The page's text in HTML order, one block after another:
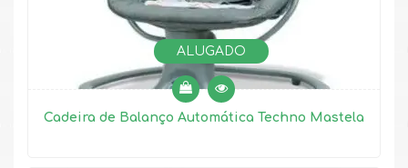
ALUGADO
Cadeira de Balanço Automática Techno Mastela